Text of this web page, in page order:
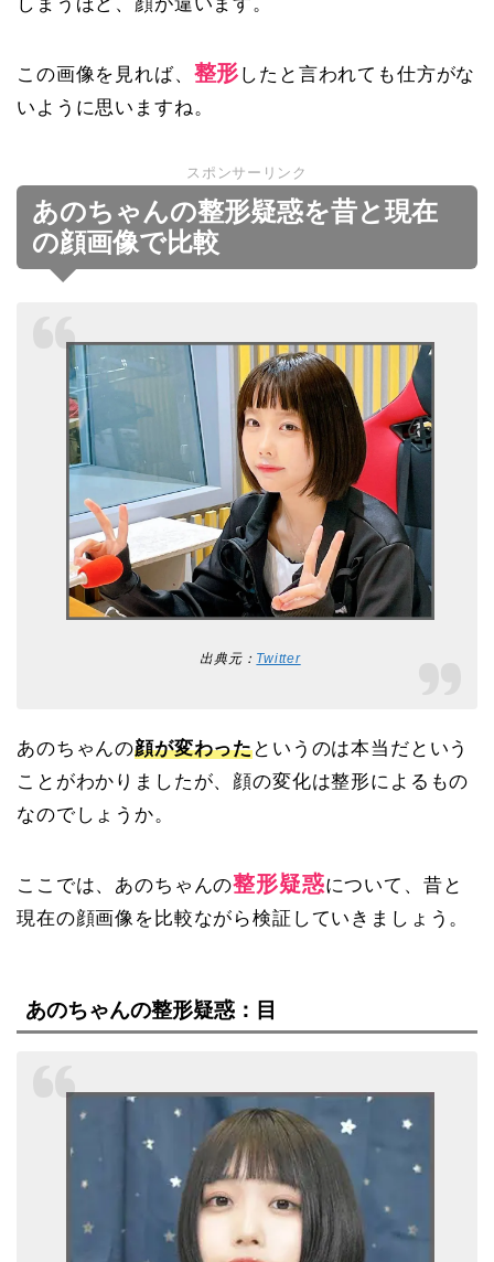
この画像を見れば、 整形 したと言われても仕方がな
いように思いますね。
スポンサーリンク
あのちゃんの整形疑惑を昔と現在
の顔画像で比較
出典元： Twitter
あのちゃんの顔が変わったというのは本当だという
ことがわかりましたが、顔の変化は整形によるもの
なのでしょうか。
ここでは、あのちゃんの整形疑惑について、昔と
現在の顔画像を比較ながら検証していきましょう。
あのちゃんの整形疑惑：目